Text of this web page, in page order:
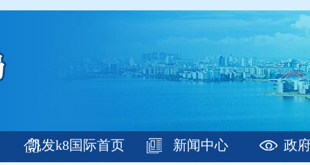
凯发k8国际首页 新闻中心 政